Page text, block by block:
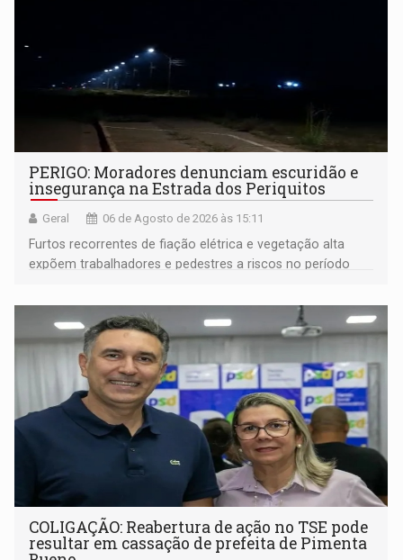
PERIGO: Moradores denunciam escuridão e
insegurança na Estrada dos Periquitos
Geral 06 de Agosto de 2026 às 15:11
Furtos recorrentes de fiação elétrica e vegetação alta
expõem trabalhadores e pedestres a riscos no período
COLIGAÇÃO: Reabertura de ação no TSE pode
resultar em cassação de prefeita de Pimenta